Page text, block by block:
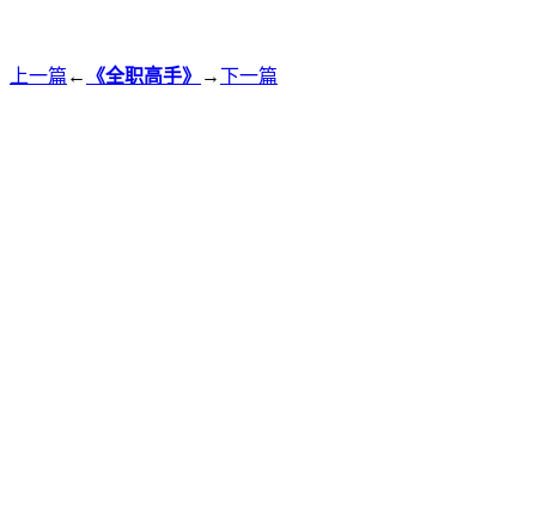
上一篇 ← 《全职高手》 →下一篇